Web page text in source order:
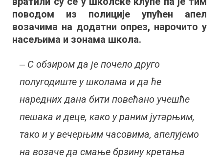
ван
поводом из полиције упућен апел
возачима на додатни опрез, нарочито у
насељима и зонама школа.
‒ С обзиром да је почело друго
полугодиште у школама и да ће
наредних дана бити повећано учешће
пешака и деце, како у раним јутарњим,
тако и у вечерњим часовима, апелујемо
на возаче да смање брзину кретања